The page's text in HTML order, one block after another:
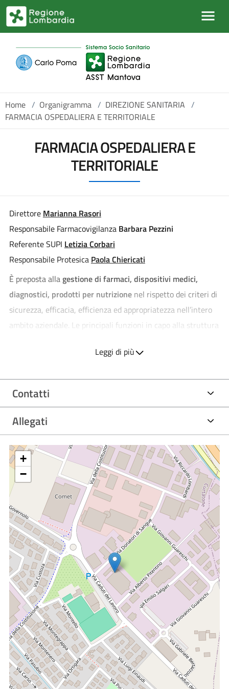
Salta al contenuto principale
Home / Organigramma / DIREZIONE SANITARIA /
FARMACIA OSPEDALIERA E TERRITORIALE
FARMACIA OSPEDALIERA E
TERRITORIALE
Direttore Marianna Rasori
Responsabile Farmacovigilanza Barbara Pezzini
Referente SUPI Letizia Corbari
Responsabile Protesica Paola Chiericati
È preposta allagestione di farmaci, dispositivi medici,
diagnostici, prodotti per nutrizionenel rispetto dei criteri di
sicurezza, efficacia, efficienza ed appropriatezza nell’intero
ambito aziendale. Le principali funzioni in capo alla struttura
Gestione approvvigionamento e logistica nel processo di
valutazione e definizione dei fabbisogni aziendali
distribuzione alle unità operative dei presidi di
Mantova, Borgo Mantovano, Asola, Bozzolo, Viadana,
REMS di Castiglione d/s, Casa Circondariale, Servizi
Territoriali e relativo monitoraggio sulle modalità di
la supervisione del farmacista nel rispetto
dell’appropriatezza e correttezza d’uso, in un’ottica di
collaborazione con le altre strutture e di partecipazione
alla stesura di procedure operative efficienti nella
gestione dei prodotti di farmacia
predisposizione prontuari per farmaci/dietetici da
applicare nei diversi setting assistenziali analisi dei
consumi e della spesa
allestimento preparazioni galeniche in base alle
indicazioni della Farmacopea Ufficiale/Formulario
Nazionale o su richiesta medica mediante apposita
prescrizione, sia a pazienti ospedalizzati che a pazienti
territoriali
Monitoraggio e rendicontazione delle prescrizioni nel
tracciato regionale file F/file R
Farmacovigilanza
Insieme delle attività che contribuiscono alla tutela della
salute pubblica. Esse, infatti, sono finalizzate alla
identificazione, valutazione, comprensione e prevenzione
degli eventi avversi o di qualsiasi altro problema correlato
all’uso dei medicinali per assicurare un apporto
Leggi di più
Contatti
Allegati
+
−